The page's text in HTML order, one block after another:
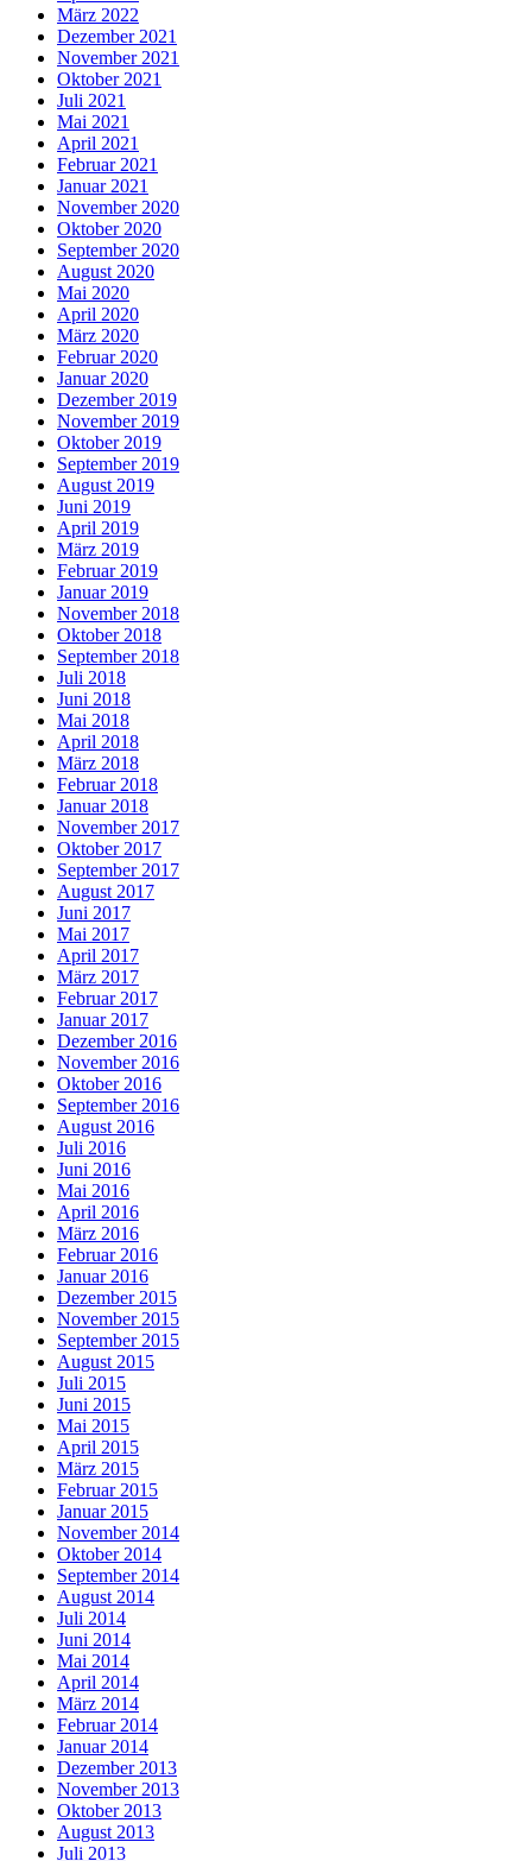
März 2022
Dezember 2021
November 2021
Oktober 2021
Juli 2021
Mai 2021
April 2021
Februar 2021
Januar 2021
November 2020
Oktober 2020
September 2020
August 2020
Mai 2020
April 2020
März 2020
Februar 2020
Januar 2020
Dezember 2019
November 2019
Oktober 2019
September 2019
August 2019
Juni 2019
April 2019
März 2019
Februar 2019
Januar 2019
November 2018
Oktober 2018
September 2018
Juli 2018
Juni 2018
Mai 2018
April 2018
März 2018
Februar 2018
Januar 2018
November 2017
Oktober 2017
September 2017
August 2017
Juni 2017
Mai 2017
April 2017
März 2017
Februar 2017
Januar 2017
Dezember 2016
November 2016
Oktober 2016
September 2016
August 2016
Juli 2016
Juni 2016
Mai 2016
April 2016
März 2016
Februar 2016
Januar 2016
Dezember 2015
November 2015
September 2015
August 2015
Juli 2015
Juni 2015
Mai 2015
April 2015
März 2015
Februar 2015
Januar 2015
November 2014
Oktober 2014
September 2014
August 2014
Juli 2014
Juni 2014
Mai 2014
April 2014
März 2014
Februar 2014
Januar 2014
Dezember 2013
November 2013
Oktober 2013
August 2013
Juli 2013